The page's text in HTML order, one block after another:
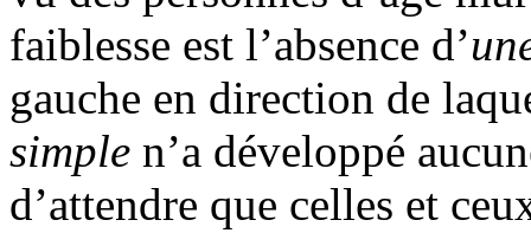
faiblesse est l’absence d’
gauche en direction de
simple n’a développé
d’attendre que celles et